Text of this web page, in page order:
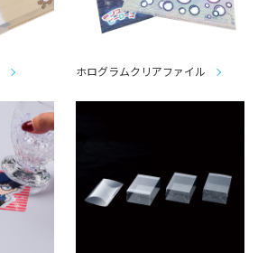
ホログラムクリアファイル